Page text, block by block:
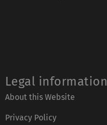
Legal information
About this Website
Privacy Policy